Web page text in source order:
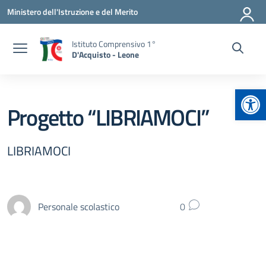
Vai ai contenuti
Vai al menu di navigazione
Vai al footer
Ministero dell'Istruzione e del Merito
Istituto Comprensivo 1°
D'Acquisto - Leone
Progetto “LIBRIAMOCI”
LIBRIAMOCI
Personale scolastico 0